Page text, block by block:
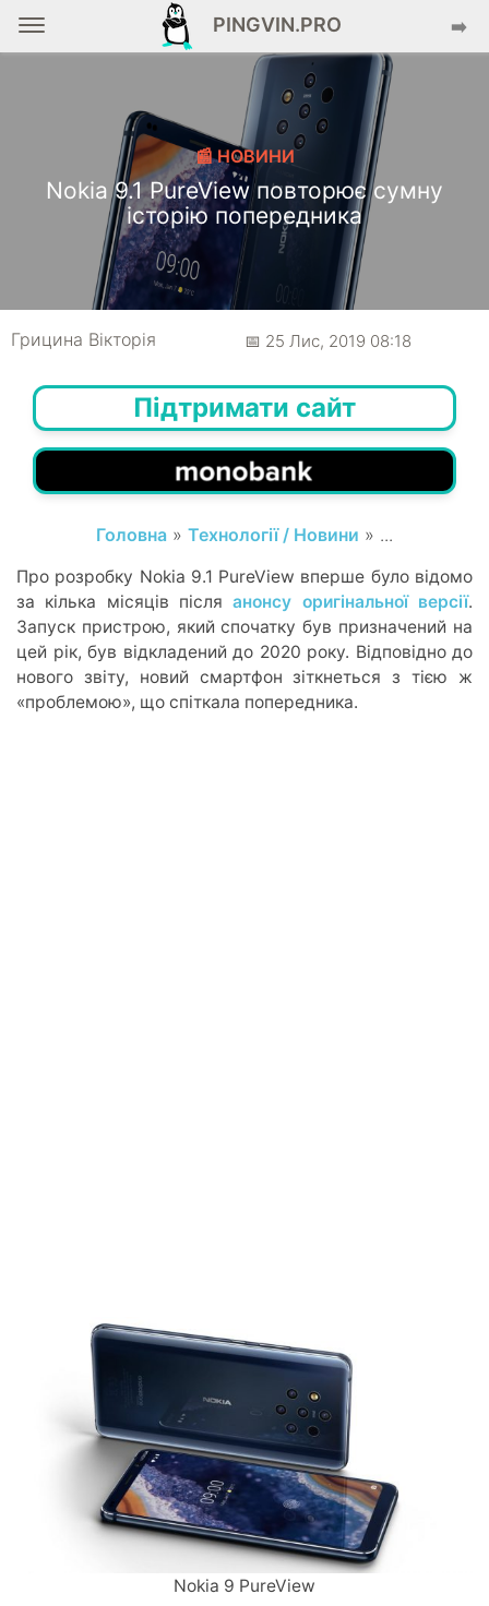
PINGVIN.PRO ➡️
📰 НОВИНИ
Nokia 9.1 PureView повторює сумну
історію попередника
Грицина Вікторія 📅 25 Лис, 2019 08:18
Підтримати сайт
Головна » Технології / Новини » ...
Про розробку Nokia 9.1 PureView вперше було відомо
за кілька місяців післяанонсу оригінальної версії.
Запуск пристрою, який спочатку був призначений на
цей рік, був відкладений до 2020 року. Відповідно до
нового звіту, новий смартфон зіткнеться з тією ж
«проблемою», що спіткала попередника.
Nokia 9 PureView